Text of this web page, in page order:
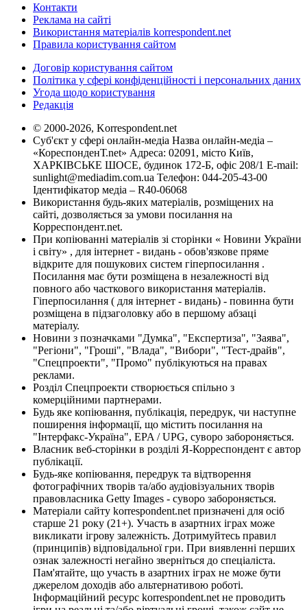
Контакти
Реклама на сайті
Використання матеріалів korrespondent.net
Правила користування сайтом
Договір користування сайтом
Політика у сфері конфіденційності і персональних даних
Угода щодо користування
Редакція
© 2000-2026, Korrespondent.net
Суб'єкт у сфері онлайн-медіа Назва онлайн-медіа –
«КореспонденТ.net» Адреса: 02091, місто Київ,
ХАРКІВСЬКЕ ШОСЕ, будинок 172-Б, офіс 208/1 E-mail:
sunlight@mediadim.com.ua Телефон: 044-205-43-00
Ідентифікатор медіа – R40-06068
Використання будь-яких матеріалів, розміщених на
сайті, дозволяється за умови посилання на
Корреспондент.net.
При копіюванні матеріалів зі сторінки « Новини України
і світу» , для інтернет - видань - обов'язкове пряме
відкрите для пошукових систем гіперпосилання .
Посилання має бути розміщена в незалежності від
повного або часткового використання матеріалів.
Гіперпосилання ( для інтернет - видань) - повинна бути
розміщена в підзаголовку або в першому абзаці
матеріалу.
Новини з позначками "Думка", "Експертиза", "Заява",
"Регіони", "Гроші", "Влада", "Вибори", "Тест-драйв",
"Спецпроекти", "Промо" публікуються на правах
реклами.
Розділ Спецпроекти створюється спільно з
комерційними партнерами.
Будь яке копіювання, публікація, передрук, чи наступне
поширення інформації, що містить посилання на
"Інтерфакс-Україна", EPA / UPG, суворо забороняється.
Власник веб-сторінки в розділі Я-Корреспондент є автор
публікації.
Будь-яке копіювання, передрук та відтворення
фотографічних творів та/або аудіовізуальних творів
правовласника Getty Images - суворо забороняється.
Матеріали сайту korrespondent.net призначені для осіб
старше 21 року (21+). Участь в азартних іграх може
викликати ігрову залежність. Дотримуйтесь правил
(принципів) відповідальної гри. При виявленні перших
ознак залежності негайно зверніться до спеціаліста.
Пам'ятайте, що участь в азартних іграх не може бути
джерелом доходів або альтернативою роботі.
Інформаційний ресурс korrespondent.net не проводить